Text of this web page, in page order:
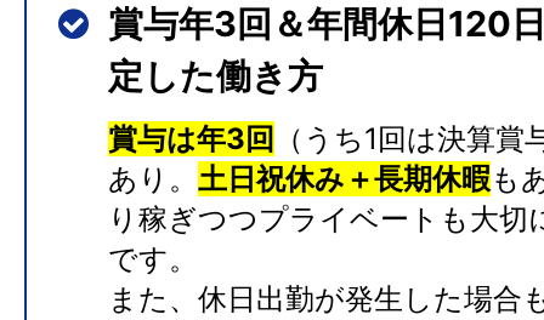
賞与年3回＆年間休日120
定した働き方
賞与は年3回
（うち1回は決算賞
あり。土日祝休み＋長期休暇も
り稼ぎつつプライベートも大切
です。
また、休日出勤が発生した場合